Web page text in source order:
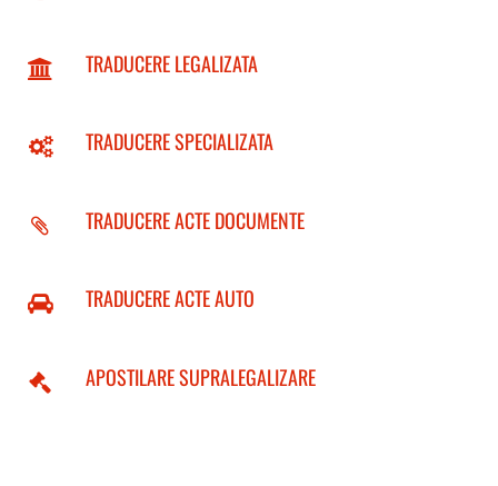
TRADUCERE LEGALIZATA
TRADUCERE SPECIALIZATA
TRADUCERE ACTE DOCUMENTE
TRADUCERE ACTE AUTO
APOSTILARE SUPRALEGALIZARE